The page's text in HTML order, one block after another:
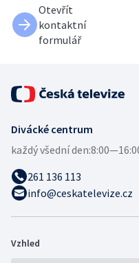
Otevřít
kontaktní
formulář
Divácké centrum
každý všední den:
261 136 113
info@ceskatelevize.cz
Vzhled